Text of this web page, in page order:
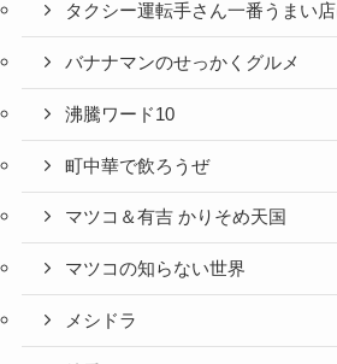
タクシー運転手さん一番うまい
バナナマンのせっかくグルメ
沸騰ワード10
町中華で飲ろうぜ
マツコ＆有吉 かりそめ天国
マツコの知らない世界
メシドラ